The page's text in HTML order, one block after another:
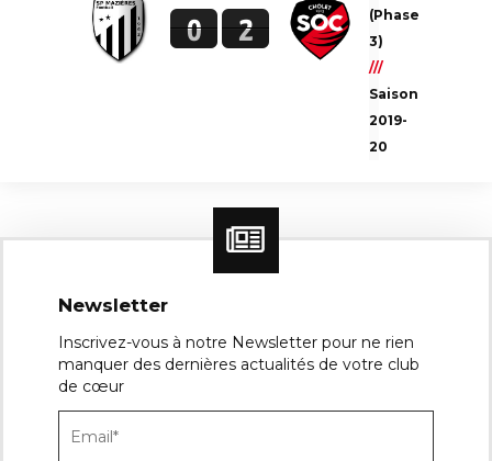
0 2
(Phase
3)
///
Saison
2019-
20
Emplacement du match :
Stade de la Salle à
Newsletter
Inscrivez-vous à notre Newsletter pour ne rien
manquer des dernières actualités de votre club
de cœur